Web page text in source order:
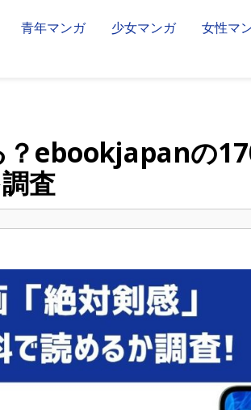
青年マンガ 少女マンガ
女性マ
？ebookjapanの
査